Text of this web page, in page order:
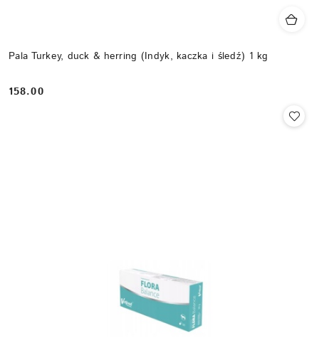
Pala Turkey, duck & herring (Indyk, kaczka i śledź) 1 kg
Cena:
158.00